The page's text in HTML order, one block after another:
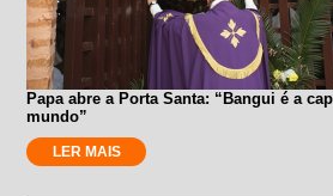
Papa abre a Porta Santa: “Bangui é a
mundo”
LER MAIS